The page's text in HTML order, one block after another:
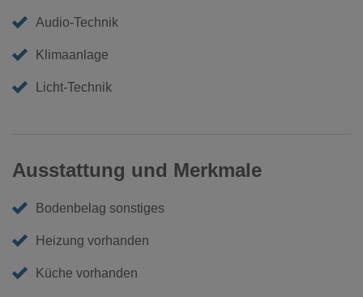
Audio-Technik
Klimaanlage
Licht-Technik
Ausstattung und Merkmale
Bodenbelag sonstiges
Heizung vorhanden
Küche vorhanden